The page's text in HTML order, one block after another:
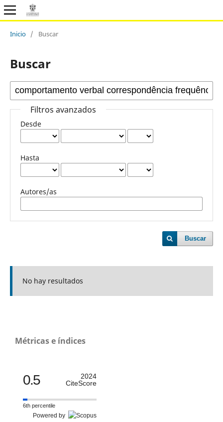
Inicio / Buscar
Buscar
Filtros avanzados
Desde
Hasta
Autores/as
Buscar
No hay resultados
Métricas e índices
0.5
2024
CiteScore
6th percentile
Powered by